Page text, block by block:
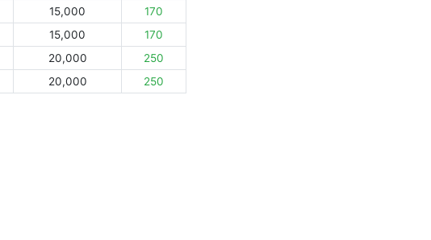
15,000
170
15,000
170
20,000
250
20,000 250